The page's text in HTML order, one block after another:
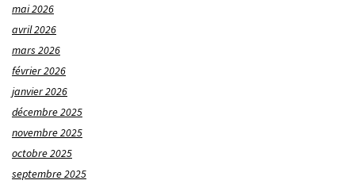
mai 2026
avril 2026
mars 2026
février 2026
janvier 2026
décembre 2025
novembre 2025
octobre 2025
septembre 2025